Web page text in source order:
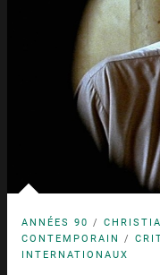
ANNÉES 90 /
CONTEMPORAIN
/
INTERNATIONAUX